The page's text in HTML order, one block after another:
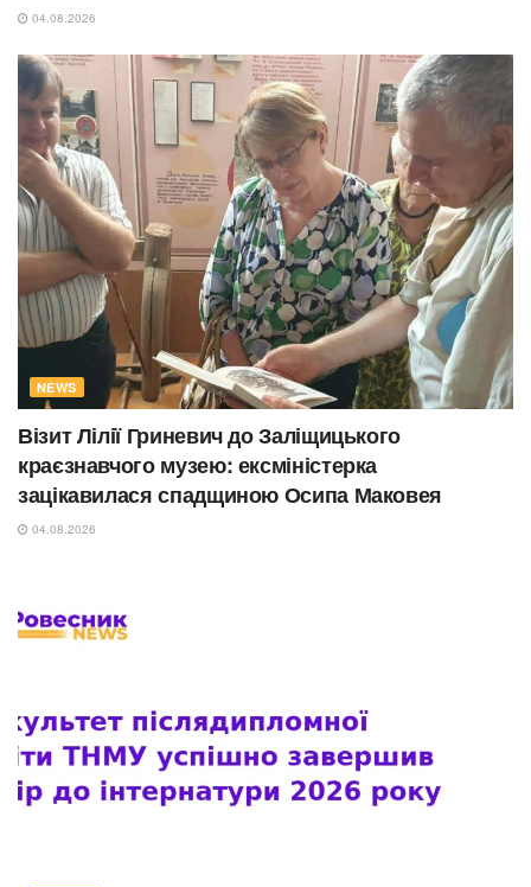
04.08.2026
NEWS
Візит Лілії Гриневич до Заліщицького
краєзнавчого музею: ексміністерка
зацікавилася спадщиною Осипа Маковея
04.08.2026